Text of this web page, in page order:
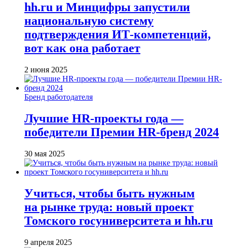
hh.ru и Минцифры запустили
национальную систему
подтверждения ИТ-компетенций,
вот как она работает
2 июня 2025
Бренд работодателя
Лучшие HR-проекты года —
победители Премии HR-бренд 2024
30 мая 2025
Учиться, чтобы быть нужным
на рынке труда: новый проект
Томского госуниверситета и hh.ru
9 апреля 2025